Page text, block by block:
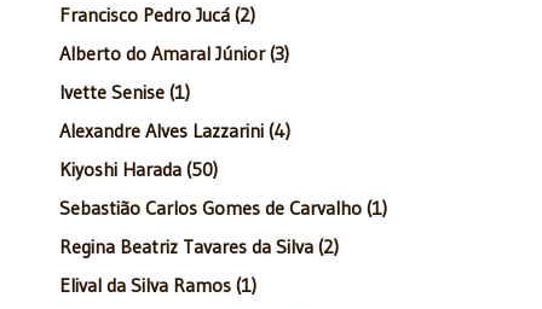
Francisco Pedro Jucá (2)
Alberto do Amaral Júnior (3)
Ivette Senise (1)
Alexandre Alves Lazzarini (4)
Kiyoshi Harada (50)
Sebastião Carlos Gomes de Carvalho (1)
Regina Beatriz Tavares da Silva (2)
Elival da Silva Ramos (1)